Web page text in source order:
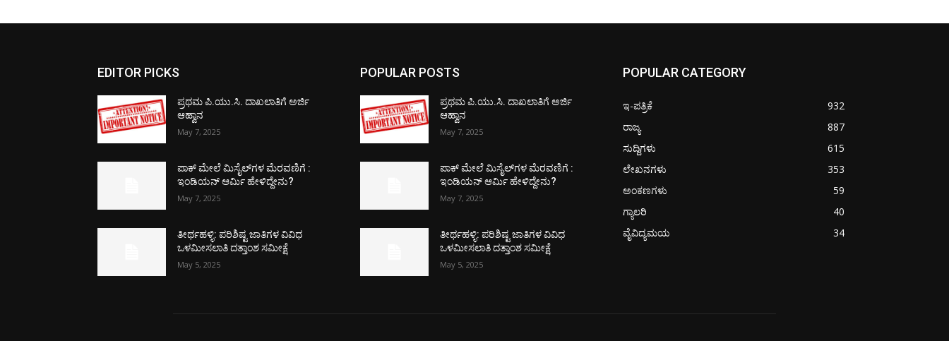
EDITOR PICKS
ಪ್ರಥಮ ಪಿ.ಯು.ಸಿ. ದಾಖಲಾತಿಗೆ ಅರ್ಜಿ
ಆಹ್ವಾನ
May 7, 2025
ಪಾಕ್​ ಮೇಲೆ ಮಿಸೈಲ್​ಗಳ ಮೆರವಣಿಗೆ :
ಇಂಡಿಯನ್ ಆರ್ಮಿ ಹೇಳಿದ್ದೇನು?
May 7, 2025
ತೀರ್ಥಹಳ್ಳಿ: ಪರಿಶಿಷ್ಟ ಜಾತಿಗಳ ವಿವಿಧ
ಒಳಮೀಸಲಾತಿ ದತ್ತಾಂಶ ಸಮೀಕ್ಷೆ
May 5, 2025
POPULAR POSTS
ಪ್ರಥಮ ಪಿ.ಯು.ಸಿ. ದಾಖಲಾತಿಗೆ ಅರ್ಜಿ
ಆಹ್ವಾನ
May 7, 2025
ಪಾಕ್​ ಮೇಲೆ ಮಿಸೈಲ್​ಗಳ ಮೆರವಣಿಗೆ :
ಇಂಡಿಯನ್ ಆರ್ಮಿ ಹೇಳಿದ್ದೇನು?
May 7, 2025
ತೀರ್ಥಹಳ್ಳಿ: ಪರಿಶಿಷ್ಟ ಜಾತಿಗಳ ವಿವಿಧ
ಒಳಮೀಸಲಾತಿ ದತ್ತಾಂಶ ಸಮೀಕ್ಷೆ
May 5, 2025
POPULAR CATEGORY
ಇ-ಪತ್ರಿಕೆ
932
ರಾಜ್ಯ
887
ಸುದ್ದಿಗಳು
615
ಲೇಖನಗಳು
353
ಅಂಕಣಗಳು
59
ಗ್ಯಾಲರಿ
40
ವೈವಿದ್ಯಮಯ
34